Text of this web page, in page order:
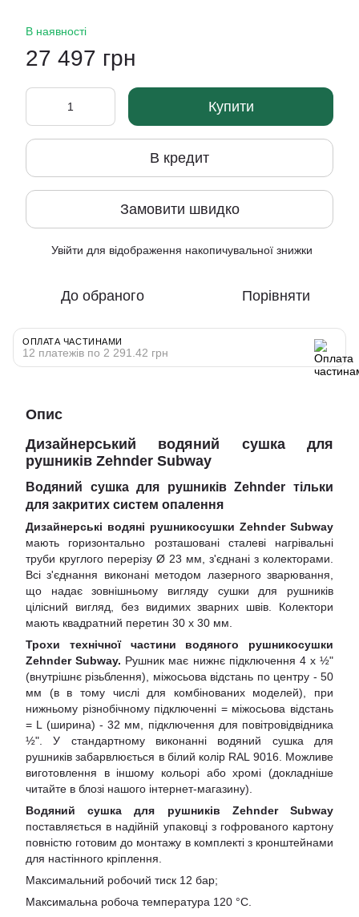
В наявності
27 497 грн
Купити
В кредит
Замовити швидко
Увійти для відображення накопичувальної знижки
До обраного Порівняти
ОПЛАТА ЧАСТИНАМИ
12 платежів по 2 291.42 грн
Опис
Дизайнерський водяний сушка для
рушників Zehnder Subway
Водяний сушка для рушників Zehnder тільки
для закритих систем опалення
Дизайнерські водяні рушникосушки Zehnder Subway
мають горизонтально розташовані сталеві нагрівальні
труби круглого перерізу Ø 23 мм, з'єднані з колекторами.
Всі з'єднання виконані методом лазерного зварювання,
що надає зовнішньому вигляду сушки для рушників
цілісний вигляд, без видимих ​​зварних швів. Колектори
мають квадратний перетин 30 х 30 мм.
Трохи технічної частини водяного рушникосушки
Zehnder Subway. Рушник має нижнє підключення 4 х ½"
(внутрішнє різьблення), міжосьова відстань по центру - 50
мм (в в тому числі для комбінованих моделей), при
нижньому різнобічному підключенні = міжосьова відстань
= L (ширина) - 32 мм, підключення для повітровідвідника
½". У стандартному виконанні водяний сушка для
рушників забарвлюється в білий колір RAL 9016. Можливе
виготовлення в іншому кольорі або хромі (докладніше
читайте в блозі нашого інтернет-магазину).
Водяний сушка для рушників Zehnder Subway
поставляється в надійній упаковці з гофрованого картону
повністю готовим до монтажу в комплекті з кронштейнами
для настінного кріплення.
Максимальний робочий тиск 12 бар;
Максимальна робоча температура 120 °C.